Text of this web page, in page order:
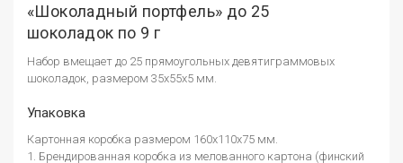
«Шоколадный портфель» до 25
шоколадок по 9 г
Набор вмещает до 25 прямоугольных девятиграммовых
шоколадок, размером 35х55х5 мм.
Упаковка
Картонная коробка размером 160х110х75 мм.
1. Брендированная коробка из мелованного картона (финский